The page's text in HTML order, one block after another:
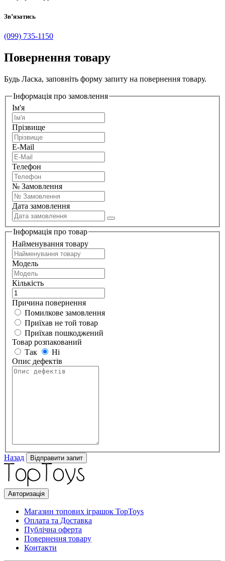
Звʼязатись
(099) 735-1150
Повернення товару
Будь Ласка, заповніть форму запиту на повернення товару.
Інформація про замовлення
Ім'я
Прізвище
E-Mail
Телефон
№ Замовлення
Дата замовлення
Інформація про товар
Найменування товару
Модель
Кількість
Причина повернення
Помилкове замовлення
Приїхав не той товар
Приїхав пошкоджений
Товар розпакований
Так
Ні
Опис дефектів
Назад Відправити запит
Авторизація
Магазин топових іграшок TopToys
Оплата та Доставка
Публічна оферта
Повернення товару
Контакти